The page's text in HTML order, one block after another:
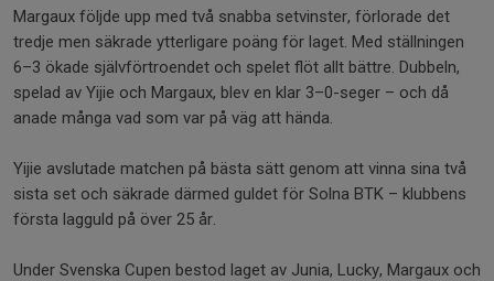
Margaux följde upp med två snabba setvinster, förlorade det
tredje men säkrade ytterligare poäng för laget. Med ställningen
6–3 ökade självförtroendet och spelet flöt allt bättre. Dubbeln,
spelad av Yijie och Margaux, blev en klar 3–0-seger – och då
anade många vad som var på väg att hända.
Yijie avslutade matchen på bästa sätt genom att vinna sina två
sista set och säkrade därmed guldet för Solna BTK – klubbens
första lagguld på över 25 år.
Under Svenska Cupen bestod laget av Junia, Lucky, Margaux och